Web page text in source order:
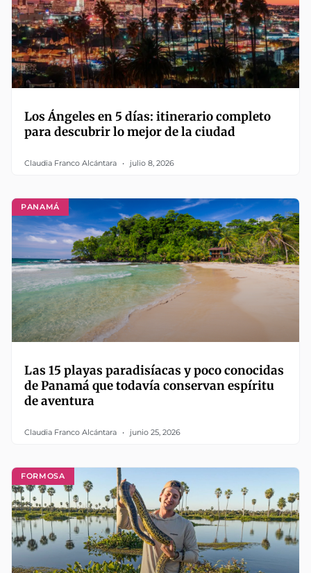
Los Ángeles en 5 días: itinerario completo
para descubrir lo mejor de la ciudad
Claudia Franco Alcántara julio 8, 2026
PANAMÁ
Las 15 playas paradisíacas y poco conocidas
de Panamá que todavía conservan espíritu
de aventura
Claudia Franco Alcántara junio 25, 2026
FORMOSA